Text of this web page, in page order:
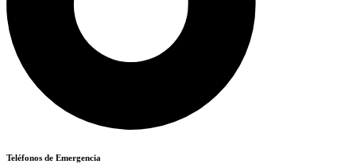
Teléfonos de Emergencia